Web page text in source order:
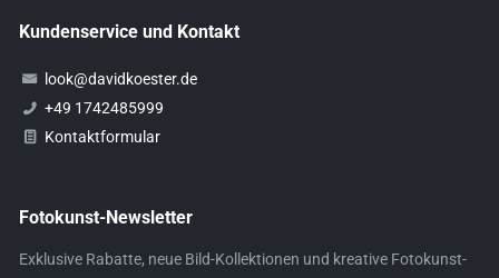
Kundenservice und Kontakt
look@davidkoester.de
+49 1742485999
Kontaktformular
Fotokunst-Newsletter
Exklusive Rabatte, neue Bild-Kollektionen und kreative Fotokunst-